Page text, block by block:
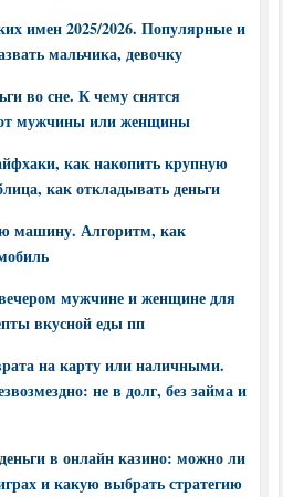
имен 2025/2026. Популярные и
мальчика, девочку
во сне. К чему снятся
от мужчины или женщины
как накопить крупную
как откладывать деньги
машину. Алгоритм, как
мужчине и женщине для
вкусной еды пп
на карту или наличными.
не в долг, без займа и
в онлайн казино: можно ли
и какую выбрать стратегию